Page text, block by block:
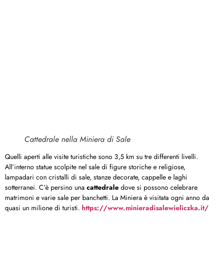
Cattedrale nella Miniera di Sale
Quelli aperti alle visite turistiche sono 3,5 km su tre differenti livelli.
All’interno statue scolpite nel sale di figure storiche e religiose,
lampadari con cristalli di sale, stanze decorate, cappelle e laghi
sotterranei. C’è persino una cattedrale dove si possono celebrare
matrimoni e varie sale per banchetti. La Miniera è visitata ogni anno da
quasi un milione di turisti. https://www.minieradisalewieliczka.it/